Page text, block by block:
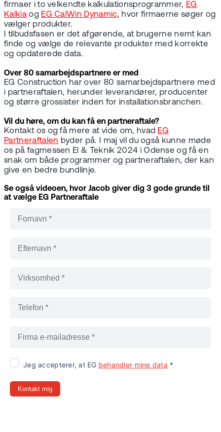
firmaer i to velkendte kalkulationsprogrammer, EG
Kalkiaog EG CalWin Dynamic, hvor firmaerne søger og
vælger produkter.
I tilbudsfasen er det afgørende, at brugerne nemt kan
finde og vælge de relevante produkter med korrekte
og opdaterede data.
Over 80 samarbejdspartnere er med
EG Construction har over 80 samarbejdspartnere med
i partneraftalen, herunder leverandører, producenter
og større grossister inden for installationsbranchen.
Vil du høre, om du kan få en partneraftale?
Kontakt os og få mere at vide om, hvad EG
Partneraftalen byder på. I maj vil du også kunne møde
os på fagmessen El & Teknik 2024 i Odense og få en
snak om både programmer og partneraftalen, der kan
give en bedre bundlinje.
Se også videoen, hvor Jacob giver dig 3 gode grunde til
at vælge EG Partneraftale